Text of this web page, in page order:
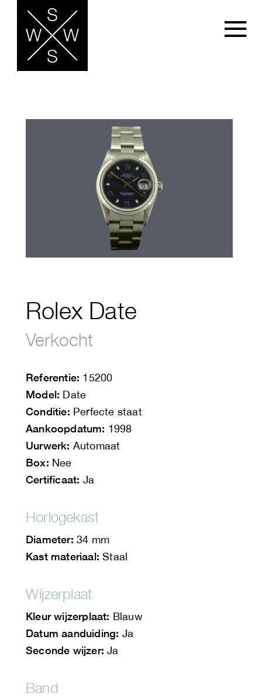
Rolex Date
Verkocht
Referentie: 15200
Model: Date
Conditie: Perfecte staat
Aankoopdatum: 1998
Uurwerk: Automaat
Box: Nee
Certificaat: Ja
Horlogekast
Diameter: 34 mm
Kast materiaal: Staal
Wijzerplaat
Kleur wijzerplaat: Blauw
Datum aanduiding: Ja
Seconde wijzer: Ja
Band